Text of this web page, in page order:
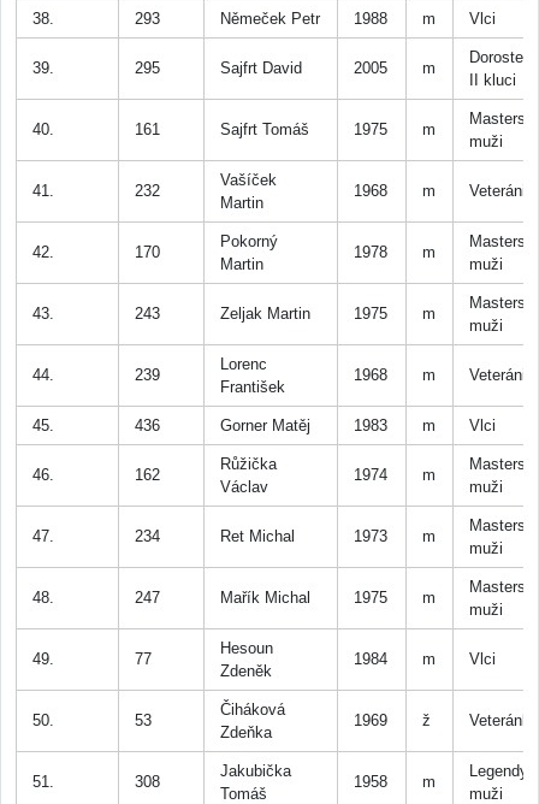
38. 293 Němeček Petr 1988 m Vlci
39. 295 Sajfrt David 2005 m
II kluci
40. 161 Sajfrt Tomáš 1975 m
Masters
muži
41. 232
Vašíček
Martin
1968 m Veteráni
42. 170
Pokorný
Martin
1978 m
Masters
muži
43. 243 Zeljak Martin 1975 m
Masters
muži
44. 239
Lorenc
František
1968 m Veteráni
45. 436 Gorner Matěj 1983 m Vlci
46. 162
Růžička
Václav
1974 m
Masters
muži
47. 234 Ret Michal 1973 m
Masters
muži
48. 247 Mařík Michal 1975 m
Masters
muži
49. 77
Hesoun
Zdeněk
1984 m Vlci
50. 53
Čiháková
Zdeňka
1969 ž Veteránky
51. 308
Jakubička
Tomáš
1958 m
Legendy
muži